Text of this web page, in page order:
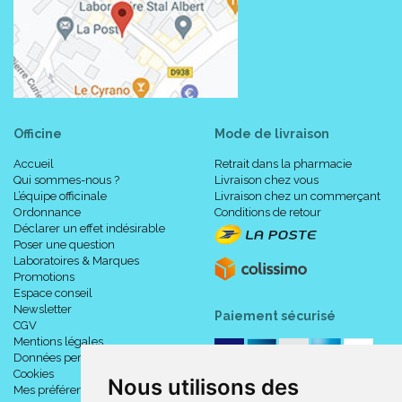
Nous utilisons des
Si votre chiot ou chaton a le ventre ballonné, vermifugez-le.
Code ACL : 6802077
Code EAN : 3661729236063
Officine
Accueil
Qui sommes-nous ?
L’équipe officinale
Ordonnance
Déclarer un effet indésirable
Poser une question
Laboratoires & Marques
Promotions
Espace conseil
Newsletter
CGV
Mentions légales
Données personnelles
Cookies
Mes préférences Cookies
Mode de livraison
Retrait dans la pharmacie
Livraison chez vous
Livraison chez un commerçant
Conditions de retour
Paiement sécurisé